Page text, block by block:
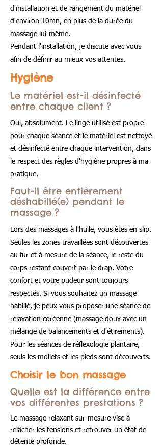
d'installation et de rangement du matériel
d'environ 10mn, en plus de la durée du
massage lui-même.
Pendant l'installation, je discute avec vous
afin de définir au mieux vos attentes.
Hygiène
Le matériel est-il désinfecté
entre chaque client ?
Oui, absolument. Le linge utilisé est propre
pour chaque séance et le matériel est nettoyé
et désinfecté entre chaque intervention, dans
le respect des règles d'hygiène propres à ma
pratique.
Faut-il être entièrement
déshabillé(e) pendant le
massage ?
Lors des massages à l'huile, vous êtes en slip.
Seules les zones travaillées sont découvertes
au fur et à mesure de la séance, le reste du
corps restant couvert par le drap. Votre
confort et votre pudeur sont toujours
respectés. Si vous souhaitez un massage
habillé, je peux vous proposer une séance de
relaxation coréenne (massage doux avec un
mélange de balancements et d'étirements).
Pour les séances de réflexologie plantaire,
seuls les mollets et les pieds sont découverts.
Choisir le bon massage
Quelle est la différence entre
vos différentes prestations ?
Le massage relaxant sur-mesure vise à
relâcher les tensions et retrouver un état de
détente profonde.